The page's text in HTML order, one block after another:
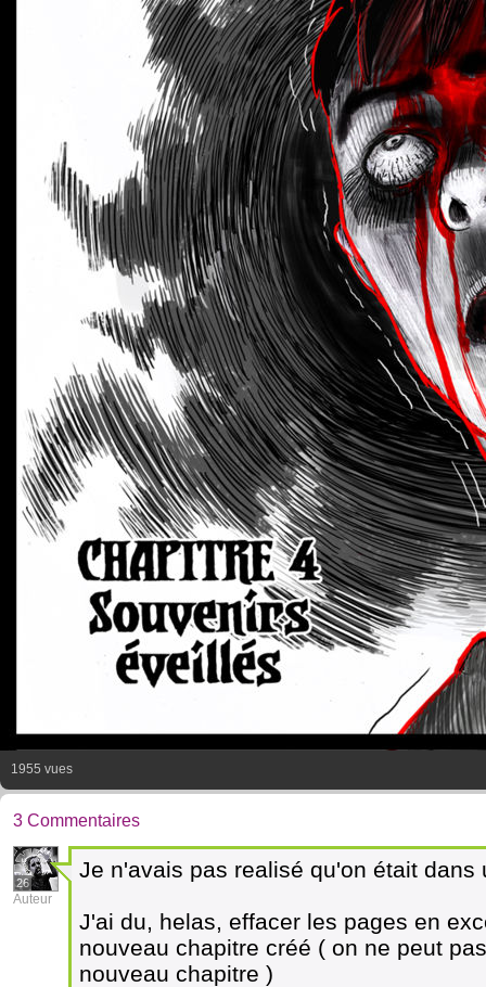
1955 vues
3 Commentaires
26
Auteur
Je n'avais pas realisé qu'on était dans
J'ai du, helas, effacer les pages en
nouveau chapitre créé ( on ne peut
nouveau chapitre )